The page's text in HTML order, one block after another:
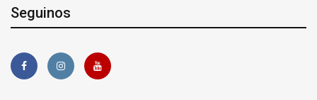
Seguinos